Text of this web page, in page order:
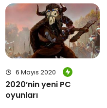
6 Mayıs 2020
2020’nin yeni PC
oyunları